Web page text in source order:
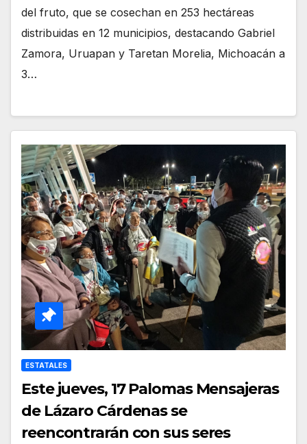
del fruto, que se cosechan en 253 hectáreas
distribuidas en 12 municipios, destacando Gabriel
Zamora, Uruapan y Taretan Morelia, Michoacán a
3…
ESTATALES
Este jueves, 17 Palomas Mensajeras
de Lázaro Cárdenas se
reencontrarán con sus seres